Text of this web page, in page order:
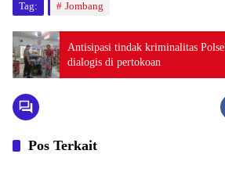
Tag: Jombang
Antisipasi tindak kriminalitas
dialogis di pertokoan
Pos Terkait
Polsek Jajaran